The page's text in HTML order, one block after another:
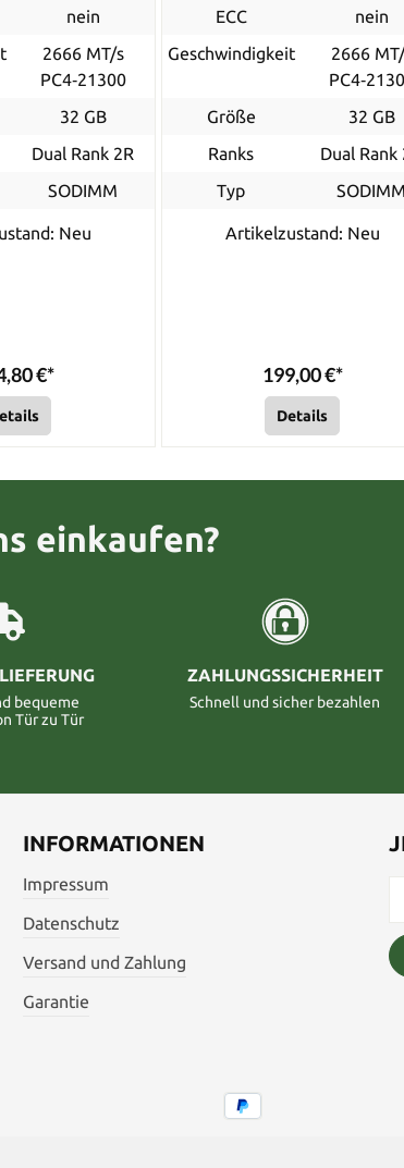
nein
2666 MT/s
PC4‑21300
32 GB
Dual Rank 2R
SODIMM
Neu
€*
ECC
nein
Geschwindigkeit
2666
Größe
32 GB
Ranks
Dual Rank
Typ
SODIMM
Artikelzustand: Neu
199,00 €*
Details
einkaufen?
bequeme
Tür zu Tür
ZAHLUNGSSICHERHEIT
Schnell und sicher bezahlen
INFORMATIONEN
Impressum
Datenschutz
Versand und Zahlung
Garantie